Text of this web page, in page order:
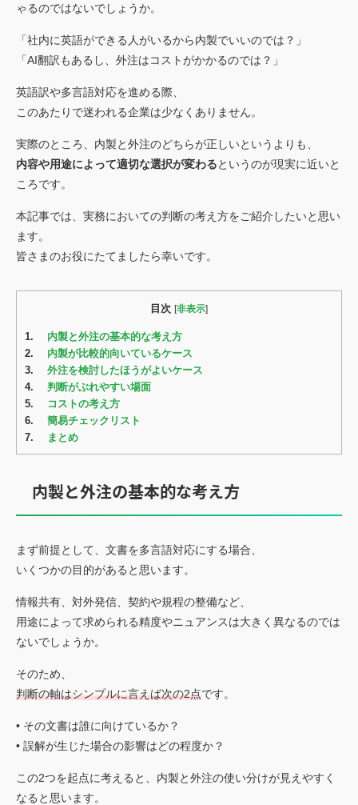
翻訳者登録
Language
ゃるのではないでしょうか。
「社内に英語ができる人がいるから内製でいいのでは？」
「AI翻訳もあるし、外注はコストがかかるのでは？」
英語訳や多言語対応を進める際、
このあたりで迷われる企業は少なくありません。
実際のところ、内製と外注のどちらが正しいというよりも、
内容や用途によって適切な選択が変わるというのが現実に近いと
ころです。
本記事では、実務においての判断の考え方をご紹介したいと思い
ます。
皆さまのお役にたてましたら幸いです。
目次 [非表示]
1. 内製と外注の基本的な考え方
2. 内製が比較的向いているケース
3. 外注を検討したほうがよいケース
4. 判断がぶれやすい場面
5. コストの考え方
6. 簡易チェックリスト
7. まとめ
内製と外注の基本的な考え方
まず前提として、文書を多言語対応にする場合、
いくつかの目的があると思います。
情報共有、対外発信、契約や規程の整備など、
用途によって求められる精度やニュアンスは大きく異なるのでは
ないでしょうか。
そのため、
判断の軸はシンプルに言えば次の2点です。
• その文書は誰に向けているか？
• 誤解が生じた場合の影響はどの程度か？
この2つを起点に考えると、内製と外注の使い分けが見えやすく
なると思います。